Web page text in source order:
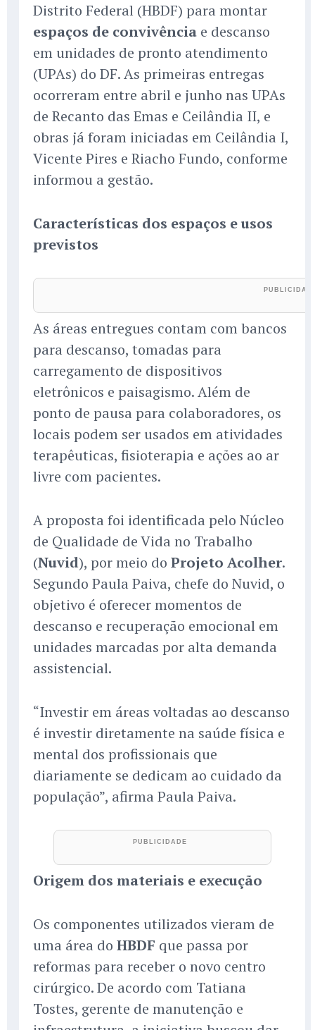
Distrito Federal (HBDF) para montar
espaços de convivência e descanso
em unidades de pronto atendimento
(UPAs) do DF. As primeiras entregas
ocorreram entre abril e junho nas UPAs
de Recanto das Emas e Ceilândia II, e
obras já foram iniciadas em Ceilândia I,
Vicente Pires e Riacho Fundo, conforme
informou a gestão.
Características dos espaços e usos
previstos
As áreas entregues contam com bancos
para descanso, tomadas para
carregamento de dispositivos
eletrônicos e paisagismo. Além de
ponto de pausa para colaboradores, os
locais podem ser usados em atividades
terapêuticas, fisioterapia e ações ao ar
livre com pacientes.
A proposta foi identificada pelo Núcleo
de Qualidade de Vida no Trabalho
(Nuvid), por meio do Projeto Acolher.
Segundo Paula Paiva, chefe do Nuvid, o
objetivo é oferecer momentos de
descanso e recuperação emocional em
unidades marcadas por alta demanda
assistencial.
“Investir em áreas voltadas ao descanso
é investir diretamente na saúde física e
mental dos profissionais que
diariamente se dedicam ao cuidado da
população”, afirma Paula Paiva.
Origem dos materiais e execução
Os componentes utilizados vieram de
uma área do HBDF que passa por
reformas para receber o novo centro
cirúrgico. De acordo com Tatiana
Tostes, gerente de manutenção e